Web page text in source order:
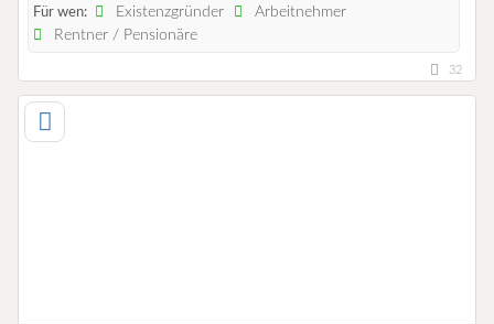
Für wen: Existenzgründer
Arbeitnehmer
Rentner / Pensionäre
32